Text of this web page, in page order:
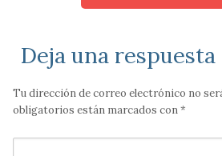
Deja una respuesta
Tu dirección de correo electrónico no
obligatorios están marcados con*